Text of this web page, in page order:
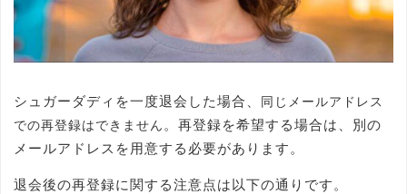
シュガーダディを一度退会した場合、 同じメールアドレス
での再登録はできません。再登録を希望する場合は、別の
メールアドレスを用意する必要があります。
退会後の再登録に関する注意点は以下の通りです。